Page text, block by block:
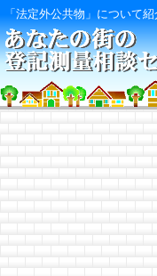
「法定外公共物」について紹